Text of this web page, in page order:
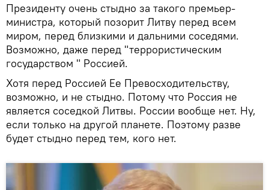
Президенту очень стыдно за такого премьер-
министра, который позорит Литву перед всем
миром, перед близкими и дальними соседями.
Возможно, даже перед "террористическим
государством " Россией.
Хотя перед Россией Ее Превосходительству,
возможно, и не стыдно. Потому что Россия не
является соседкой Литвы. России вообще нет. Ну,
если только на другой планете. Поэтому разве
будет стыдно перед тем, кого нет.